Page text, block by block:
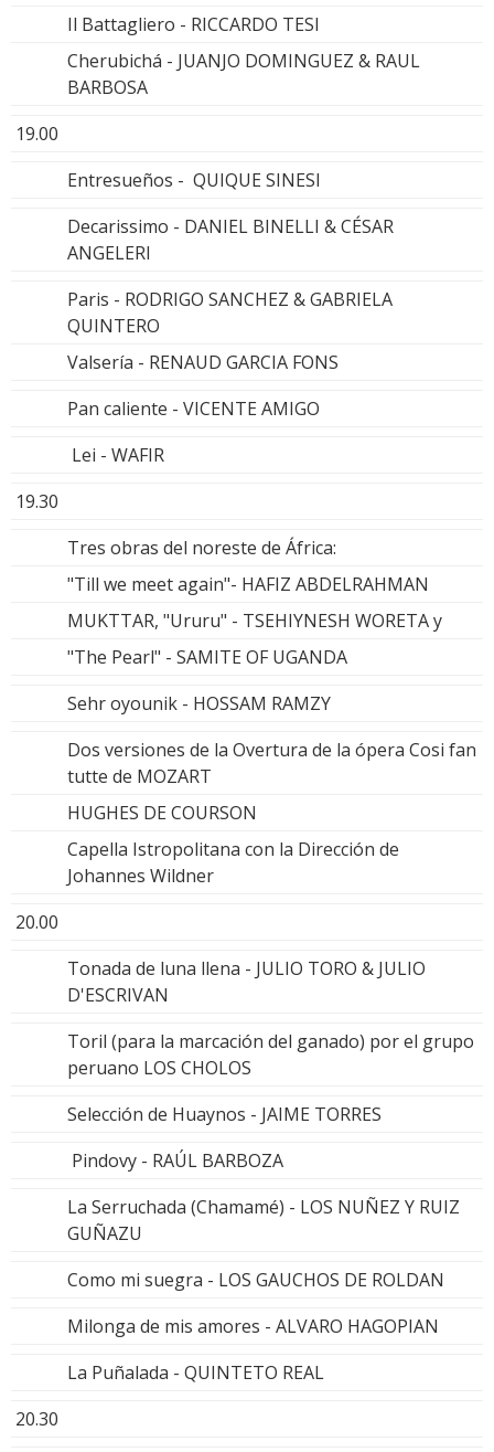
Il Battagliero - RICCARDO TESI
Cherubichá - JUANJO DOMINGUEZ & RAUL
BARBOSA
19.00
Entresueños - QUIQUE SINESI
Decarissimo - DANIEL BINELLI & CÉSAR
ANGELERI
Paris - RODRIGO SANCHEZ & GABRIELA
QUINTERO
Valsería - RENAUD GARCIA FONS
Pan caliente - VICENTE AMIGO
Lei - WAFIR
19.30
Tres obras del noreste de África:
"Till we meet again"- HAFIZ ABDELRAHMAN
MUKTTAR, "Ururu" - TSEHIYNESH WORETA y
"The Pearl" - SAMITE OF UGANDA
Sehr oyounik - HOSSAM RAMZY
Dos versiones de la Overtura de la ópera Cosi fan
tutte de MOZART
HUGHES DE COURSON
Capella Istropolitana con la Dirección de
Johannes Wildner
20.00
Tonada de luna llena - JULIO TORO & JULIO
D'ESCRIVAN
Toril (para la marcación del ganado) por el grupo
peruano LOS CHOLOS
Selección de Huaynos - JAIME TORRES
Pindovy - RAÚL BARBOZA
La Serruchada (Chamamé) - LOS NUÑEZ Y RUIZ
GUÑAZU
Como mi suegra - LOS GAUCHOS DE ROLDAN
Milonga de mis amores - ALVARO HAGOPIAN
La Puñalada - QUINTETO REAL
20.30